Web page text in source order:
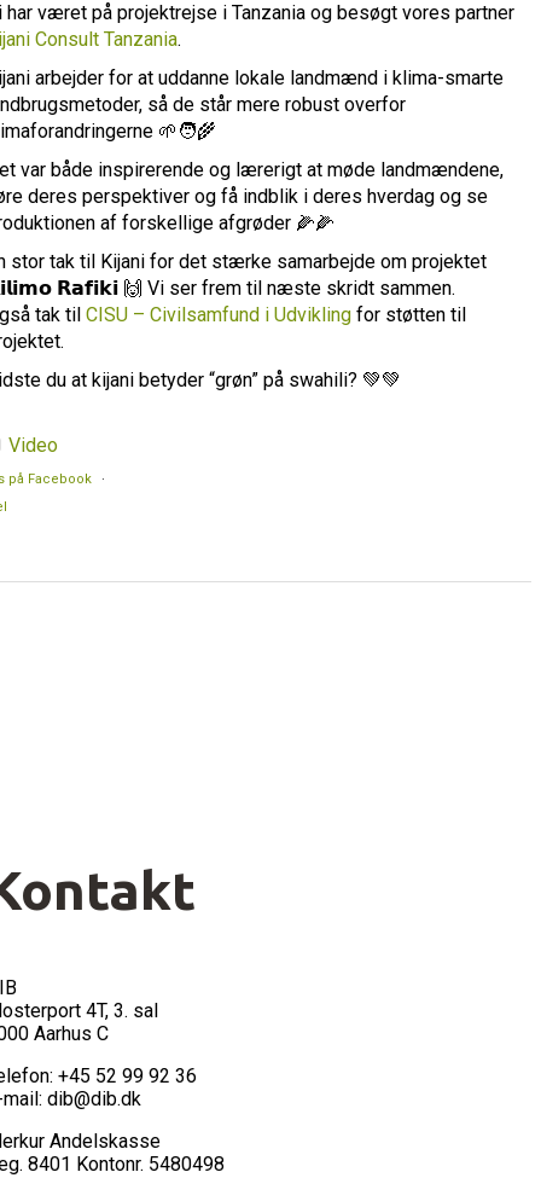
har været på projektrejse i Tanzania og besøgt vores partner
Consult Tanzania.
arbejder for at uddanne lokale landmænd i klima-smarte
så de står mere robust overfor
🌱🧑‍🌾
var både inspirerende og lærerigt at møde landmændene,
deres perspektiver og få indblik i deres hverdag og se
af forskellige afgrøder 🌽🌽
stor tak til Kijani for det stærke samarbejde om projektet
𝗥𝗮𝗳𝗶𝗸𝗶 🙌 Vi ser frem til næste skridt sammen.
tak til CISU – Civilsamfund i Udvikling for støtten til
du at kijani betyder “grøn” på swahili? 💚💚
Video
på Facebook
·
4T, 3. sal
Aarhus C
+45 52 99 92 36
mail: dib@dib.dk
Andelskasse
8401 Kontonr. 5480498